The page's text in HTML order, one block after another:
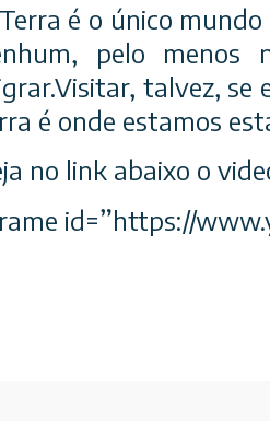
é o único
pelo menos
talvez, se
é onde estamos
no link abaixo o
id=”https://